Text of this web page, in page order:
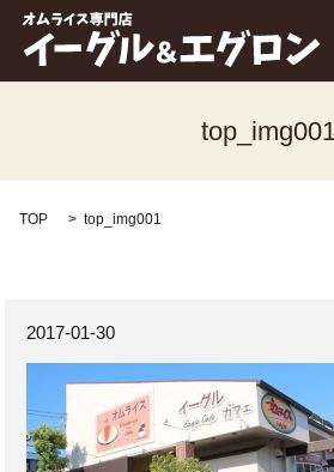
top_img001
TOP top_img001
2017-01-30